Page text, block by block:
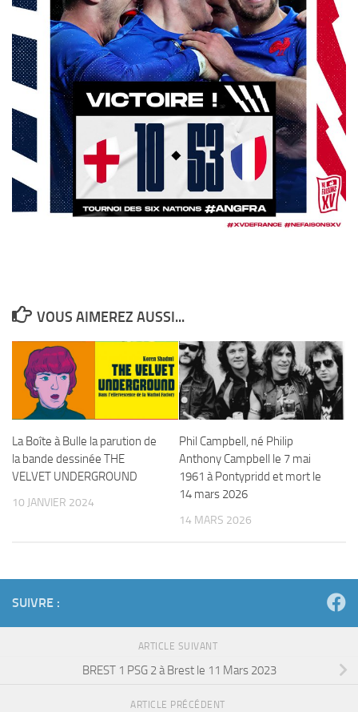
VOUS AIMEREZ AUSSI...
La Boîte à Bulle la parution de
la bande dessinée THE
VELVET UNDERGROUND
10 JANVIER 2024
Phil Campbell, né Philip
Anthony Campbell le 7 mai
1961 à Pontypridd et mort le
14 mars 2026
14 MARS 2026
SUIVRE :
ARTICLE SUIVANT
BREST 1 PSG 2 à Brest le 11 Mars 2023
ARTICLE PRÉCÉDENT